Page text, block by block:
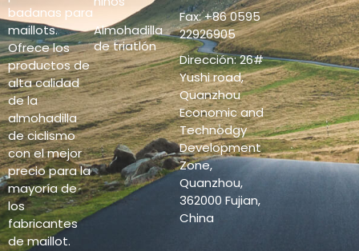
badanas para
maillots.
Ofrece los
productos de
alta calidad
de la
almohadilla
de ciclismo
con el mejor
precio para la
mayoría de
los
fabricantes
de maillot.
Almohadilla
de triatlón
Fax: +86 0595
22926905
Dirección: 26#
Yushi road,
Quanzhou
Economic and
Technodgy
Development
Zone,
Quanzhou,
362000 Fujian,
China